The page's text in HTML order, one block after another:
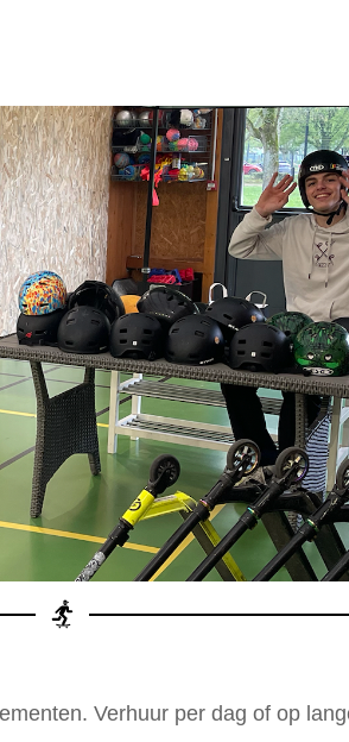
Verhuur per dag of op